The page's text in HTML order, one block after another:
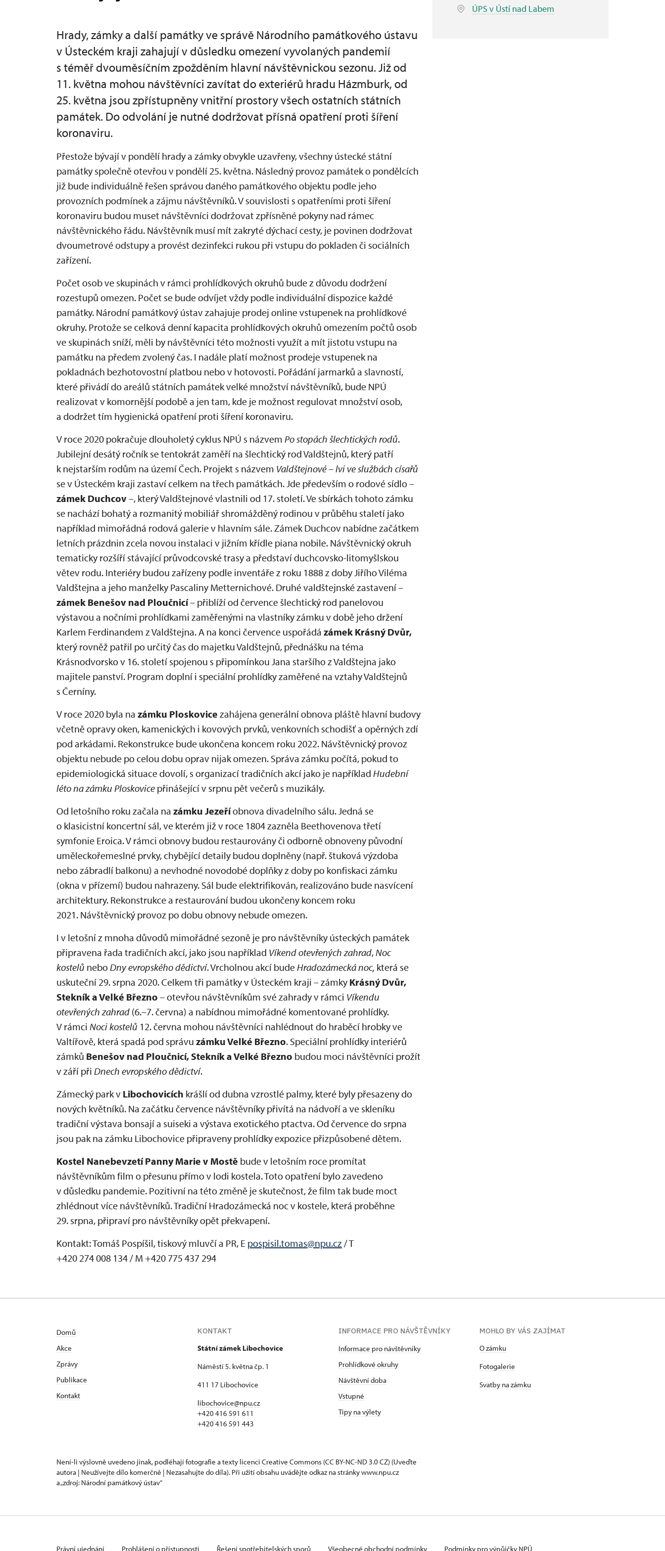
Hrady, zámky a další památky ve správě Národního památkového ústavu
v Ústeckém kraji zahajují v důsledku omezení vyvolaných pandemií
s téměř dvouměsíčním zpožděním hlavní návštěvnickou sezonu. Již od
11. května mohou návštěvníci zavítat do exteriérů hradu Házmburk, od
25. května jsou zpřístupněny vnitřní prostory všech ostatních státních
památek. Do odvolání je nutné dodržovat přísná opatření proti šíření
koronaviru.
Přestože bývají v pondělí hrady a zámky obvykle uzavřeny, všechny ústecké státní
památky společně otevřou v pondělí 25. května. Následný provoz památek o pondělcích
již bude individuálně řešen správou daného památkového objektu podle jeho
provozních podmínek a zájmu návštěvníků. V souvislosti s opatřeními proti šíření
koronaviru budou muset návštěvníci dodržovat zpřísněné pokyny nad rámec
návštěvnického řádu. Návštěvník musí mít zakryté dýchací cesty, je povinen dodržovat
dvoumetrové odstupy a provést dezinfekci rukou při vstupu do pokladen či sociálních
zařízení.
Počet osob ve skupinách v rámci prohlídkových okruhů bude z důvodu dodržení
rozestupů omezen. Počet se bude odvíjet vždy podle individuální dispozice každé
památky. Národní památkový ústav zahajuje prodej online vstupenek na prohlídkové
okruhy. Protože se celková denní kapacita prohlídkových okruhů omezením počtů osob
ve skupinách sníží, měli by návštěvníci této možnosti využít a mít jistotu vstupu na
památku na předem zvolený čas. I nadále platí možnost prodeje vstupenek na
pokladnách bezhotovostní platbou nebo v hotovosti. Pořádání jarmarků a slavností,
které přivádí do areálů státních památek velké množství návštěvníků, bude NPÚ
realizovat v komornější podobě a jen tam, kde je možnost regulovat množství osob,
a dodržet tím hygienická opatření proti šíření koronaviru.
V roce 2020 pokračuje dlouholetý cyklus NPÚ s názvem Po stopách šlechtických rodů.
Jubilejní desátý ročník se tentokrát zaměří na šlechtický rod Valdštejnů, který patří
k nejstarším rodům na území Čech. Projekt s názvem Valdštejnové – lvi ve službách císařů
se v Ústeckém kraji zastaví celkem na třech památkách. Jde především o rodové sídlo –
zámek Duchcov–, který Valdštejnové vlastnili od 17. století. Ve sbírkách tohoto zámku
se nachází bohatý a rozmanitý mobiliář shromážděný rodinou v průběhu staletí jako
například mimořádná rodová galerie v hlavním sále. Zámek Duchcov nabídne začátkem
letních prázdnin zcela novou instalaci v jižním křídle piana nobile. Návštěvnický okruh
tematicky rozšíří stávající průvodcovské trasy a představí duchcovsko-litomyšlskou
větev rodu. Interiéry budou zařízeny podle inventáře z roku 1888 z doby Jiřího Viléma
Valdštejna a jeho manželky Pascaliny Metternichové. Druhé valdštejnské zastavení –
zámek Benešov nad Ploučnicí– přiblíží od července šlechtický rod panelovou
výstavou a nočními prohlídkami zaměřenými na vlastníky zámku v době jeho držení
Karlem Ferdinandem z Valdštejna. A na konci července uspořádá zámek Krásný Dvůr,
který rovněž patřil po určitý čas do majetku Valdštejnů, přednášku na téma
Krásnodvorsko v 16. století spojenou s připomínkou Jana staršího z Valdštejna jako
majitele panství. Program doplní i speciální prohlídky zaměřené na vztahy Valdštejnů
s Černíny.
V roce 2020 byla na zámku Ploskovice zahájena generální obnova pláště hlavní budovy
včetně opravy oken, kamenických i kovových prvků, venkovních schodišť a opěrných zdí
pod arkádami. Rekonstrukce bude ukončena koncem roku 2022. Návštěvnický provoz
objektu nebude po celou dobu oprav nijak omezen. Správa zámku počítá, pokud to
epidemiologická situace dovolí, s organizací tradičních akcí jako je například Hudební
léto na zámku Ploskovice přinášející v srpnu pět večerů s muzikály.
Od letošního roku začala na zámku Jezeříobnova divadelního sálu. Jedná se
o klasicistní koncertní sál, ve kterém již v roce 1804 zazněla Beethovenova třetí
symfonie Eroica. V rámci obnovy budou restaurovány či odborně obnoveny původní
uměleckořemeslné prvky, chybějící detaily budou doplněny (např. štuková výzdoba
nebo zábradlí balkonu) a nevhodné novodobé doplňky z doby po konfiskaci zámku
(okna v přízemí) budou nahrazeny. Sál bude elektrifikován, realizováno bude nasvícení
architektury. Rekonstrukce a restaurování budou ukončeny koncem roku
2021. Návštěvnický provoz po dobu obnovy nebude omezen.
I v letošní z mnoha důvodů mimořádné sezoně je pro návštěvníky ústeckých památek
připravena řada tradičních akcí, jako jsou například Víkend otevřených zahrad,Noc
kostelů neboDny evropského dědictví. Vrcholnou akcí budeHradozámecká noc, která se
uskuteční 29. srpna 2020. Celkem tři památky v Ústeckém kraji – zámky Krásný Dvůr,
Stekník a Velké Březno – otevřou návštěvníkům své zahrady v rámci Víkendu
otevřených zahrad (6.–7. června) a nabídnou mimořádné komentované prohlídky.
V rámci Noci kostelů 12. června mohou návštěvníci nahlédnout do hraběcí hrobky ve
Valtířově, která spadá pod správu zámku Velké Březno. Speciální prohlídky interiérů
zámků Benešov nad Ploučnicí, Stekník a Velké Březno budou moci návštěvníci prožít
v září při Dnech evropského dědictví.
Zámecký park v Libochovicích krášlí od dubna vzrostlé palmy, které byly přesazeny do
nových květníků. Na začátku července návštěvníky přivítá na nádvoří a ve skleníku
tradiční výstava bonsají a suiseki a výstava exotického ptactva. Od července do srpna
jsou pak na zámku Libochovice připraveny prohlídky expozice přizpůsobené dětem.
Kostel Nanebevzetí Panny Marie v Mostě bude v letošním roce promítat
návštěvníkům film o přesunu přímo v lodi kostela. Toto opatření bylo zavedeno
v důsledku pandemie. Pozitivní na této změně je skutečnost, že film tak bude moct
zhlédnout více návštěvníků. Tradiční Hradozámecká noc v kostele, která proběhne
29. srpna, připraví pro návštěvníky opět překvapení.
Kontakt: Tomáš Pospíšil, tiskový mluvčí a PR, E pospisil.tomas@npu.cz/ T
+420 274 008 134 / M +420 775 437 294
ÚPS v Ústí nad Labem
Domů
Akce
Zprávy
Publikace
Kontakt
KONTAKT
Státní zámek Libochovice
Náměstí 5. května čp. 1
411 17 Libochovice
libochovice@npu.cz
+420 416 591 611
+420 416 591 443
INFORMACE PRO NÁVŠTĚVNÍKY
Informace pro návštěvníky
Prohlídkové okruhy
Návštěvní doba
Vstupné
Tipy na výlety
MOHLO BY VÁS ZAJÍMAT
O zámku
Fotogalerie
Svatby na zámku
Není-li výslovně uvedeno jinak, podléhají fotografie a texty licenci Creative Commons (CC BY-NC-ND 3.0 CZ) (Uveďte
autora | Neužívejte dílo komerčně | Nezasahujte do díla). Při užití obsahu uvádějte odkaz na stránky www.npu.cz
a „zdroj: Národní památkový ústav“
Právní ujednání Prohlášení o přístupnosti Řešení spotřebitelských sporů Všeobecné obchodní podmínky Podmínky pro výpůjčky NPÚ